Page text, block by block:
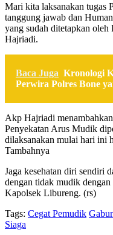
Mari kita laksanakan tugas
tanggung jawab dan
yang sudah ditetapkan
Hajriadi.
Baca Juga Kronologi
Perwira Polres Bone
Akp Hajriadi
Penyekatan Arus Mudik
dilaksanakan mulai hari ini
Tambahnya
Jaga kesehatan diri sendiri
dengan tidak mudik
Kapolsek Libureng. (rs)
Tags: Cegat Pemudik
Siaga